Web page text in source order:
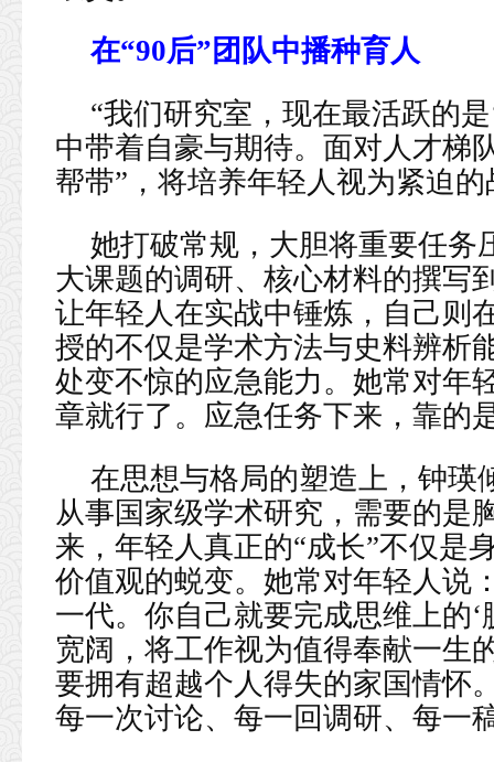
在“90后”团队中播种育人
“我们研究室，现在最活跃的
中带着自豪与期待。面对人才梯
帮带”，将培养年轻人视为紧迫
她打破常规，大胆将重要任务
大课题的调研、核心材料的撰写
让年轻人在实战中锤炼，自己则
授的不仅是学术方法与史料辨析
处变不惊的应急能力。她常对年
章就行了。应急任务下来，靠的
在思想与格局的塑造上，钟瑛
从事国家级学术研究，需要的是
来，年轻人真正的“成长”不仅是
价值观的蜕变。她常对年轻人说
一代。你自己就要完成思维上的
宽阔，将工作视为值得奉献一生
要拥有超越个人得失的家国情怀
每一次讨论、每一回调研、每一